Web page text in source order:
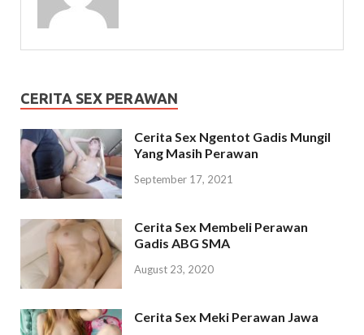
CERITA SEX PERAWAN
Cerita Sex Ngentot Gadis Mungil
Yang Masih Perawan
September 17, 2021
Cerita Sex Membeli Perawan
Gadis ABG SMA
August 23, 2020
Cerita Sex Meki Perawan Jawa